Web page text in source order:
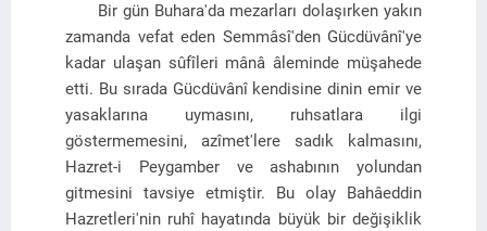
Bir gün Buhara'da mezarları dolaşırken yakın
zamanda vefat eden Semmâsî'den Gücdüvânî'ye
kadar ulaşan sûfîleri mânâ âleminde müşahede
etti. Bu sırada Gücdüvânî kendisine dinin emir ve
yasaklarına uymasını, ruhsatlara ilgi
göstermemesini, azîmet'lere sadık kalmasını,
Hazret-i Peygamber ve ashabının yolundan
gitmesini tavsiye etmiştir. Bu olay Bahâeddin
Hazretleri'nin ruhî hayatında büyük bir değişiklik